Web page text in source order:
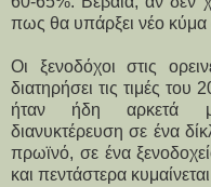
πως θα υπάρξει νέο
Οι ξενοδόχοι στις
διατηρήσει τις τιμές
ήταν ήδη αρκετά
διανυκτέρευση σε ένα
πρωϊνό, σε ένα
και πεντάστερα